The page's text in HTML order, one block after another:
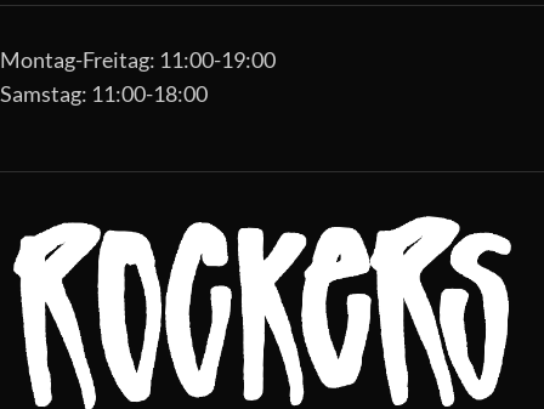
Montag-Freitag: 11:00-19:00
Samstag: 11:00-18:00